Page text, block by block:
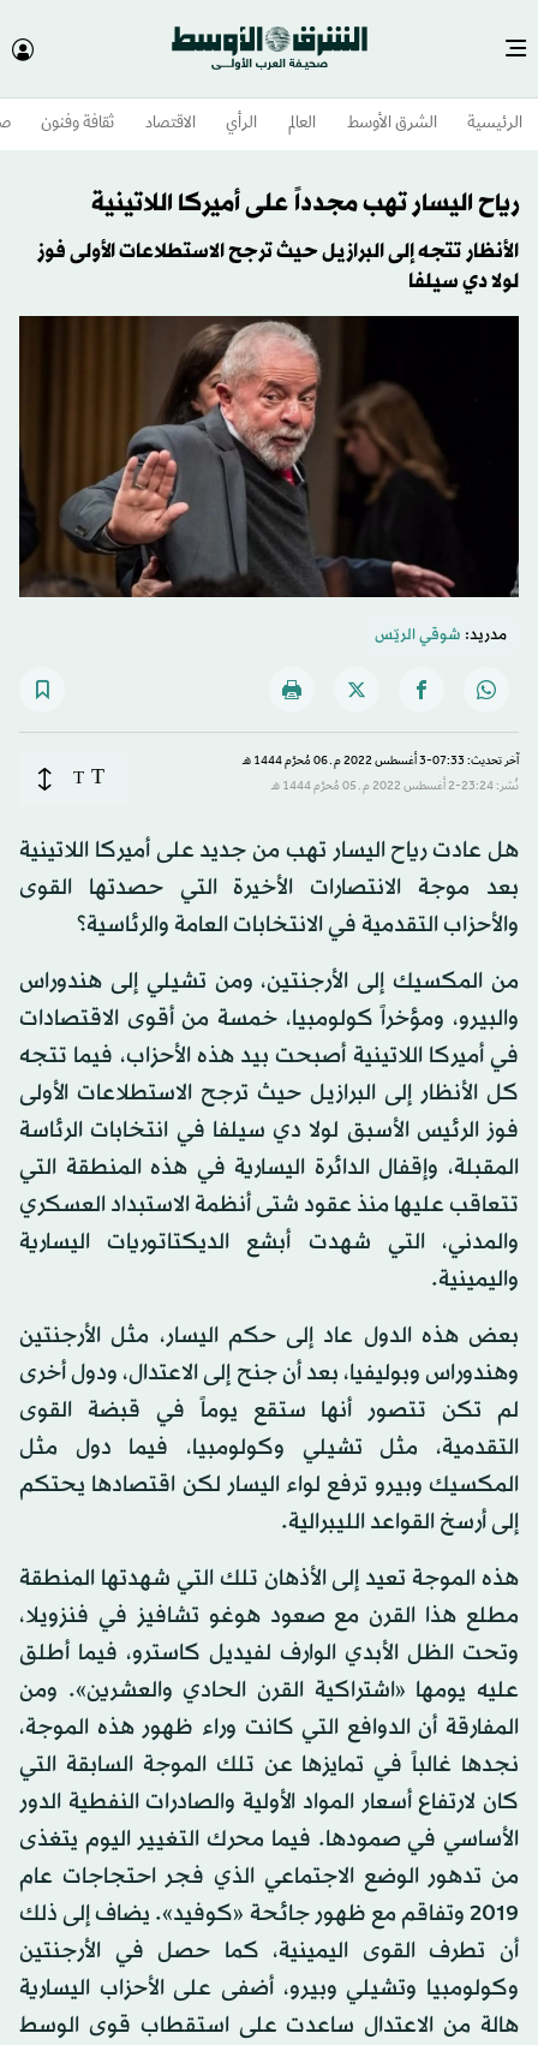
الرئيسية الشرق الأوسط​ العالم الرأي الاقتصاد ثقافة وفنون
رياح اليسار تهب مجدداً على أميركا اللاتينية
الأنظار تتجه إلى البرازيل حيث ترجح الاستطلاعات الأولى فوز
لولا دي سيلفا
مدريد: شوقي الريّس
آخر تحديث: 07:33-3 أغسطس 2022 م ـ 06 مُحرَّم 1444 هـ
نُشر: 23:24-2 أغسطس 2022 م ـ 05 مُحرَّم 1444 هـ
T
T
هل عادت رياح اليسار تهب من جديد على أميركا اللاتينية
بعد موجة الانتصارات الأخيرة التي حصدتها القوى
والأحزاب التقدمية في الانتخابات العامة والرئاسية؟
من المكسيك إلى الأرجنتين، ومن تشيلي إلى هندوراس
والبيرو، ومؤخراً كولومبيا، خمسة من أقوى الاقتصادات
في أميركا اللاتينية أصبحت بيد هذه الأحزاب، فيما تتجه
كل الأنظار إلى البرازيل حيث ترجح الاستطلاعات الأولى
فوز الرئيس الأسبق لولا دي سيلفا في انتخابات الرئاسة
المقبلة، وإقفال الدائرة اليسارية في هذه المنطقة التي
تتعاقب عليها منذ عقود شتى أنظمة الاستبداد العسكري
والمدني، التي شهدت أبشع الديكتاتوريات اليسارية
واليمينية.
بعض هذه الدول عاد إلى حكم اليسار، مثل الأرجنتين
وهندوراس وبوليفيا، بعد أن جنح إلى الاعتدال، ودول أخرى
لم تكن تتصور أنها ستقع يوماً في قبضة القوى
التقدمية، مثل تشيلي وكولومبيا، فيما دول مثل
المكسيك وبيرو ترفع لواء اليسار لكن اقتصادها يحتكم
إلى أرسخ القواعد الليبرالية.
هذه الموجة تعيد إلى الأذهان تلك التي شهدتها المنطقة
مطلع هذا القرن مع صعود هوغو تشافيز في فنزويلا،
وتحت الظل الأبدي الوارف لفيديل كاسترو، فيما أطلق
عليه يومها «اشتراكية القرن الحادي والعشرين». ومن
المفارقة أن الدوافع التي كانت وراء ظهور هذه الموجة،
نجدها غالباً في تمايزها عن تلك الموجة السابقة التي
كان لارتفاع أسعار المواد الأولية والصادرات النفطية الدور
الأساسي في صمودها. فيما محرك التغيير اليوم يتغذى
من تدهور الوضع الاجتماعي الذي فجر احتجاجات عام
2019 وتفاقم مع ظهور جائحة «كوفيد». يضاف إلى ذلك
أن تطرف القوى اليمينية، كما حصل في الأرجنتين
وكولومبيا وتشيلي وبيرو، أضفى على الأحزاب اليسارية
هالة من الاعتدال ساعدت على استقطاب قوى الوسط